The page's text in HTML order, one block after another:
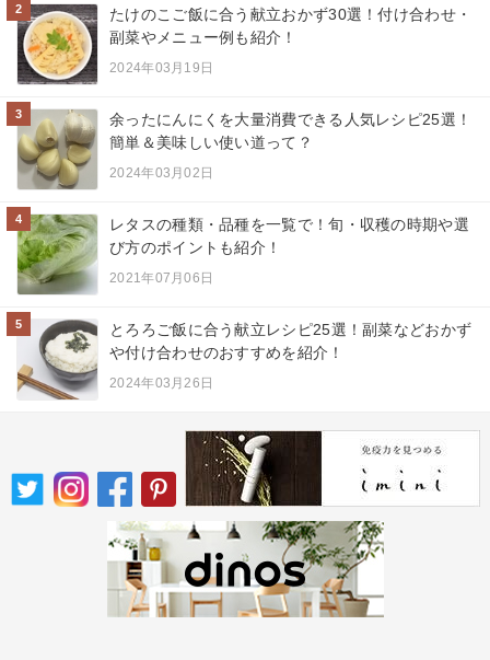
2
たけのこご飯に合う献立おかず30選！付け合わせ・
副菜やメニュー例も紹介！
2024年03月19日
3
余ったにんにくを大量消費できる人気レシピ25選！
簡単＆美味しい使い道って？
2024年03月02日
4
レタスの種類・品種を一覧で！旬・収穫の時期や選
び方のポイントも紹介！
2021年07月06日
5
とろろご飯に合う献立レシピ25選！副菜などおかず
や付け合わせのおすすめを紹介！
2024年03月26日